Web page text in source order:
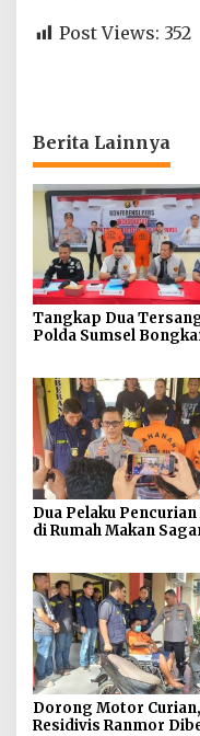
Post Views: 352
Berita Lainnya
Tangkap Dua
Polda Sumsel
Dua Pelaku Pencurian
di Rumah Makan
!!
Dorong Motor Curian,
Residivis Ranmor